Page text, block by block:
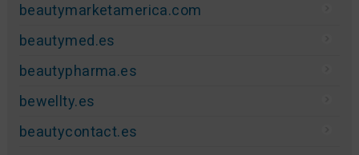
beautymarketamerica.com
beautymed.es
beautypharma.es
bewellty.es
beautycontact.es